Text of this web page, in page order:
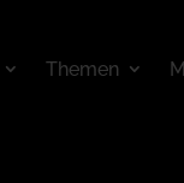
Themen